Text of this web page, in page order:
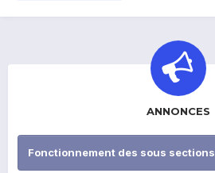
ANNONCES
Fonctionnement des sous sections